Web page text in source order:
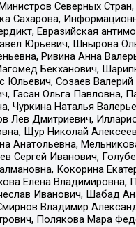
Северных
Сахарова,
Евразийская
Юрьевич, Шнырова
Ривина Анна
Бекханович,
Созаев Валерий
Гасан Ольга Павловна,
Чуркина Наталья
Лев Дмитриевич,
Щур Николай
Анатольевна,
Сергей Иванович,
Кокорина
Елена Владимировна,
Иванович, Шабад
Владимир
Полякова Мара